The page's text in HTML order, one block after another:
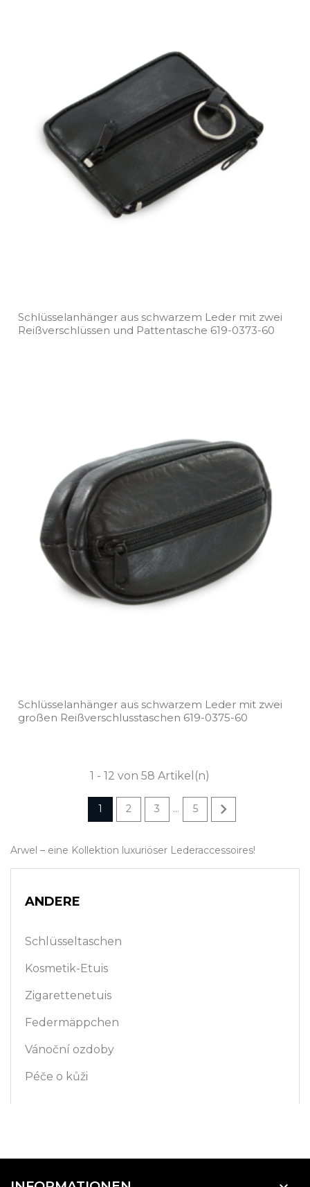
Schlüsselanhänger aus schwarzem Leder mit zwei
Reißverschlüssen und Pattentasche 619­-0373­-60
Schlüsselanhänger aus schwarzem Leder mit zwei
großen Reißverschlusstaschen 619­-0375­-60
1 - 12 von 58 Artikel(n)
1 2 3 … 5 
Arwel – eine Kollektion luxuriöser Lederaccessoires!
ANDERE
Schlüsseltaschen
Kosmetik-Etuis
Zigarettenetuis
Federmäppchen
Vánoční ozdoby
Péče o kůži